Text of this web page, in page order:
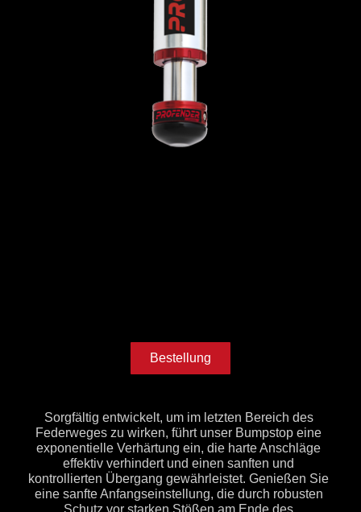
Bestellung
Sorgfältig entwickelt, um im letzten Bereich des
Federweges zu wirken, führt unser Bumpstop eine
exponentielle Verhärtung ein, die harte Anschläge
effektiv verhindert und einen sanften und
kontrollierten Übergang gewährleistet. Genießen Sie
eine sanfte Anfangseinstellung, die durch robusten